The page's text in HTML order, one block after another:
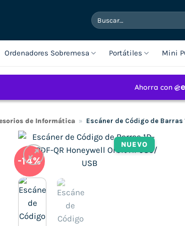
Buscar
por:
Ordenadores Sobremesa Portátiles Mini
de Informática » Escáner de Código de Barras
NUEVO
-14%